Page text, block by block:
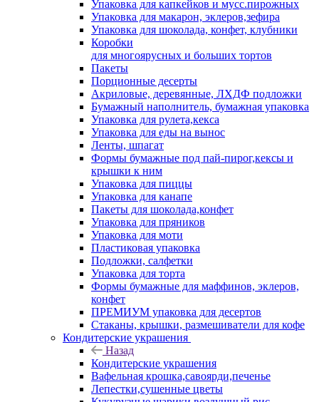
Упаковка для капкейков и мусс.пирожных
Упаковка для макарон, эклеров,зефира
Упаковка для шоколада, конфет, клубники
Коробки
для многоярусных и больших тортов
Пакеты
Порционные десерты
Акриловые, деревянные, ЛХДФ подложки
Бумажный наполнитель, бумажная упаковка
Упаковка для рулета,кекса
Упаковка для еды на вынос
Ленты, шпагат
Формы бумажные под пай-пирог,кексы и
крышки к ним
Упаковка для пиццы
Упаковка для канапе
Пакеты для шоколада,конфет
Упаковка для пряников
Упаковка для моти
Пластиковая упаковка
Подложки, салфетки
Упаковка для торта
Формы бумажные для маффинов, эклеров,
конфет
ПРЕМИУМ упаковка для десертов
Стаканы, крышки, размешиватели для кофе
Кондитерские украшения
Назад
Кондитерские украшения
Вафельная крошка,савоярди,печенье
Лепестки,сушенные цветы